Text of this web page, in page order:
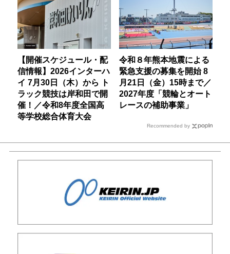
【開催スケジュール・配
信情報】2026インターハ
イ 7月30日（木）から ト
ラック競技は岸和田で開
催！／令和8年度全国高
等学校総合体育大会
令和８年熊本地震による
緊急支援の募集を開始 8
月21日（金）15時まで／
2027年度「競輪とオート
レースの補助事業」
Recommended by